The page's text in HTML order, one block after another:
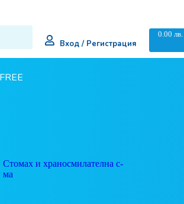
Вход / Регистрация
0.00 лв.
Стомах и храносмилателна с-
ма